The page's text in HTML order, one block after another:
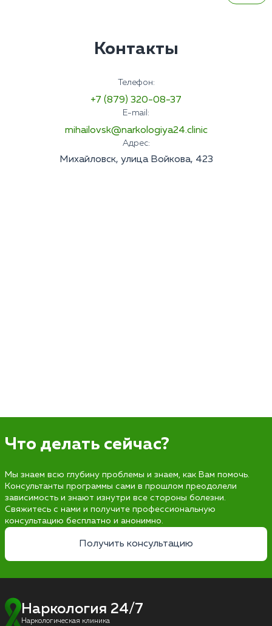
Контакты
Телефон:
+7 (879) 320-08-37
E-mail:
mihailovsk@narkologiya24.clinic
Адрес:
Михайловск, улица Войкова, 423
Что делать сейчас?
Мы знаем всю глубину проблемы и знаем, как Вам помочь.
Консультанты программы сами в прошлом преодолели
зависимость и знают изнутри все стороны болезни.
Свяжитесь с нами и получите профессиональную
консультацию бесплатно и анонимно.
Получить консультацию
Наркология 24/7
Наркологическая клиника